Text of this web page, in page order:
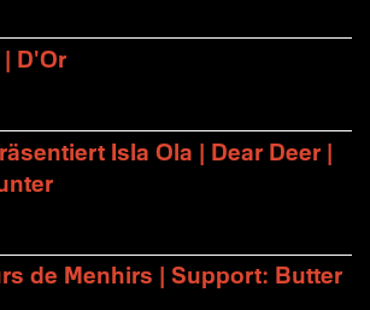
D'Or
Isla Ola | Dear Deer |
de Menhirs | Support: Butter